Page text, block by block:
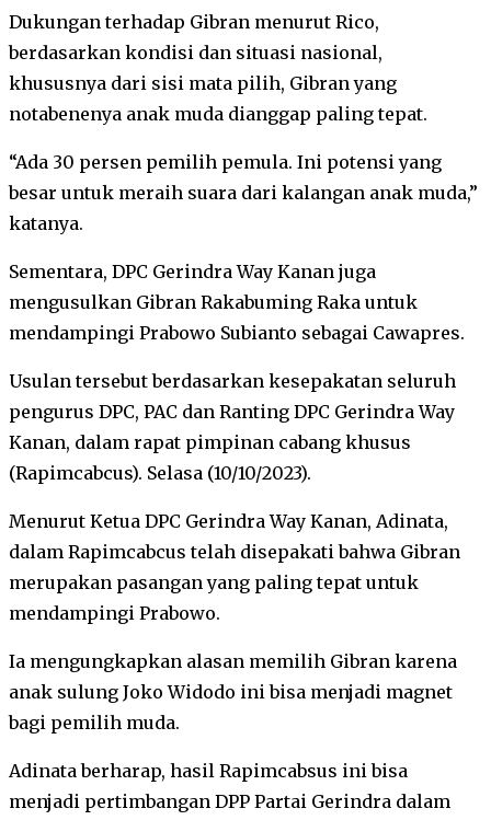
Dukungan terhadap Gibran menurut Rico,
berdasarkan kondisi dan situasi nasional,
khususnya dari sisi mata pilih, Gibran yang
notabenenya anak muda dianggap paling tepat.
“Ada 30 persen pemilih pemula. Ini potensi yang
besar untuk meraih suara dari kalangan anak muda,”
katanya.
Sementara, DPC Gerindra Way Kanan juga
mengusulkan Gibran Rakabuming Raka untuk
mendampingi Prabowo Subianto sebagai Cawapres.
Usulan tersebut berdasarkan kesepakatan seluruh
pengurus DPC, PAC dan Ranting DPC Gerindra Way
Kanan, dalam rapat pimpinan cabang khusus
(Rapimcabcus). Selasa (10/10/2023).
Menurut Ketua DPC Gerindra Way Kanan, Adinata,
dalam Rapimcabcus telah disepakati bahwa Gibran
merupakan pasangan yang paling tepat untuk
mendampingi Prabowo.
Ia mengungkapkan alasan memilih Gibran karena
anak sulung Joko Widodo ini bisa menjadi magnet
bagi pemilih muda.
Adinata berharap, hasil Rapimcabsus ini bisa
menjadi pertimbangan DPP Partai Gerindra dalam